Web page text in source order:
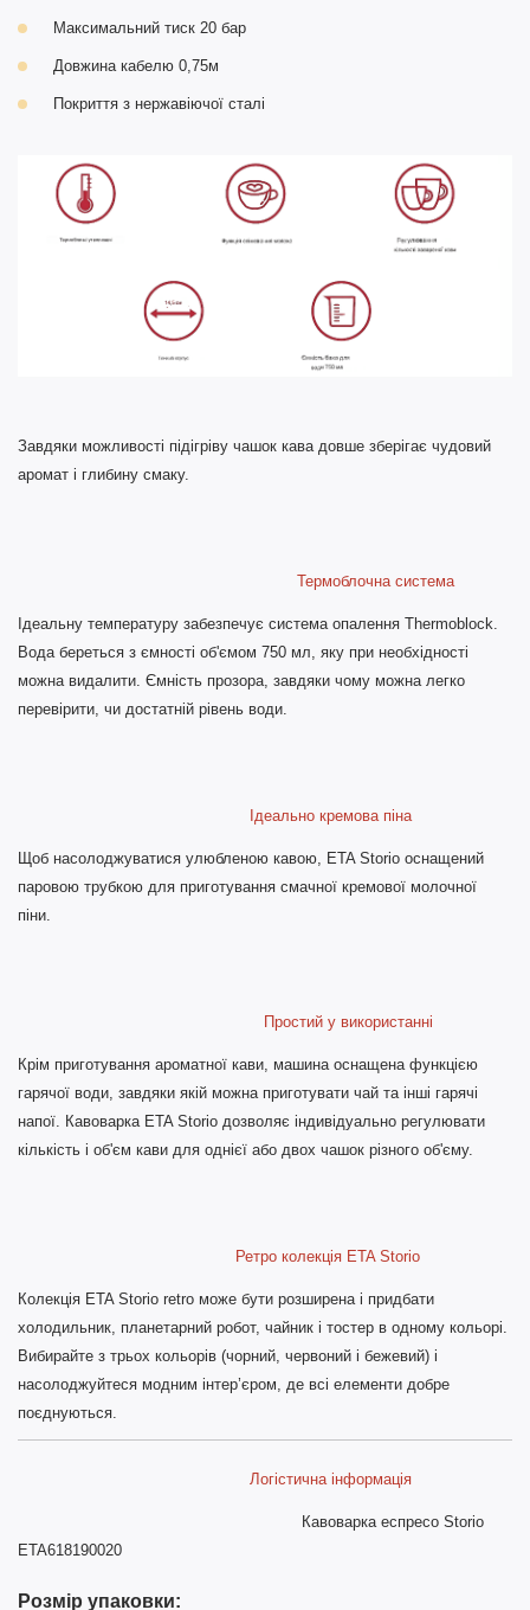
Максимальний тиск 20 бар
Довжина кабелю 0,75м
Покриття з нержавіючої сталі
Завдяки можливості підігріву чашок кава довше зберігає чудовий
аромат і глибину смаку.
Термоблочна система
Ідеальну температуру забезпечує система опалення Thermoblock.
Вода береться з ємності об'ємом 750 мл, яку при необхідності
можна видалити. Ємність прозора, завдяки чому можна легко
перевірити, чи достатній рівень води.
Ідеально кремова піна
Щоб насолоджуватися улюбленою кавою, ETA Storio оснащений
паровою трубкою для приготування смачної кремової молочної
піни.
Простий у використанні
Крім приготування ароматної кави, машина оснащена функцією
гарячої води, завдяки якій можна приготувати чай та інші гарячі
напої. Кавоварка ETA Storio дозволяє індивідуально регулювати
кількість і об'єм кави для однієї або двох чашок різного об'єму.
Ретро колекція ETA Storio
Колекція ETA Storio retro може бути розширена і придбати
холодильник, планетарний робот, чайник і тостер в одному кольорі.
Вибирайте з трьох кольорів (чорний, червоний і бежевий) і
насолоджуйтеся модним інтер’єром, де всі елементи добре
поєднуються.
Логістична інформація
Кавоварка еспресо Storio
ETA618190020
Розмір упаковки: